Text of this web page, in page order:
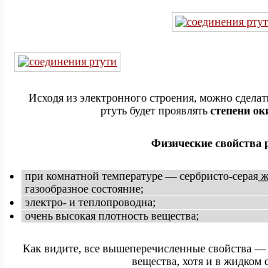
Исходя из электронного строения, можно
ртуть будет проявлятьстепени
Физические свойства
при комнатной температуре — сербристо-серая
газообразное состояние;
электро- и теплопроводна;
очень высокая плотность вещества;
Как видите, все вышеперечисленные свойства —
вещества, хотя и в жидком